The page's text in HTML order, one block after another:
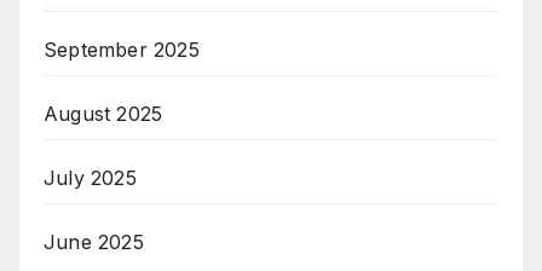
September 2025
August 2025
July 2025
June 2025